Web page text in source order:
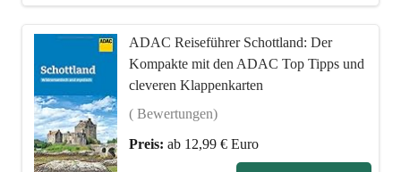
ADAC Reiseführer Schottland: Der
Kompakte mit den ADAC Top Tipps und
cleveren Klappenkarten
( Bewertungen)
Preis: ab 12,99 € Euro